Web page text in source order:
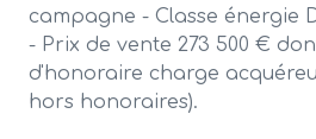
campagne - Classe énergie
- Prix de vente 273 500 €
d'honoraire charge
hors honoraires).